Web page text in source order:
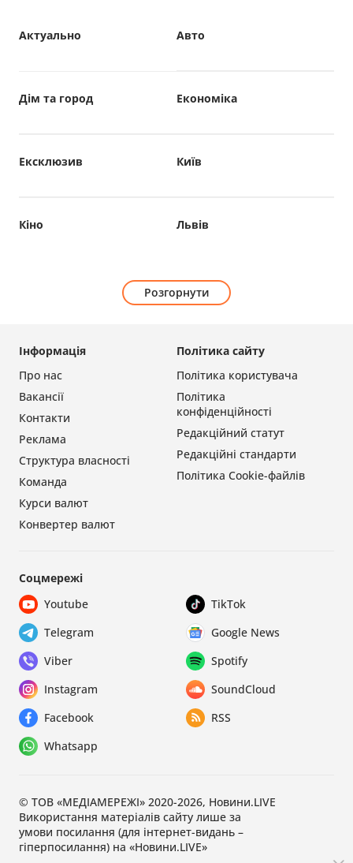
Авто
Актуально
Дім та город Економіка
Ексклюзив Київ
Кіно Львів
Розгорнути
Політика сайту
Політика користувача
Політика
конфіденційності
Редакційний статут
Редакційні стандарти
Політика Cookie-файлів
Інформація
Про нас
Вакансії
Контакти
Реклама
Структура власності
Команда
Курси валют
Конвертер валют
Соцмережі
Youtube
TikTok
Telegram
Google News
Viber
Spotify
Instagram
SoundCloud
Facebook
RSS
Whatsapp
© ТОВ «МЕДІАМЕРЕЖІ» 2020-2026, Новини.LIVE
Використання матеріалів сайту лише за
умови посилання (для інтернет-видань –
гіперпосилання) на «Новини.LIVE»